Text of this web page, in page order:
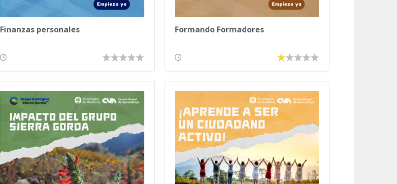
Finanzas personales Formando Formadores